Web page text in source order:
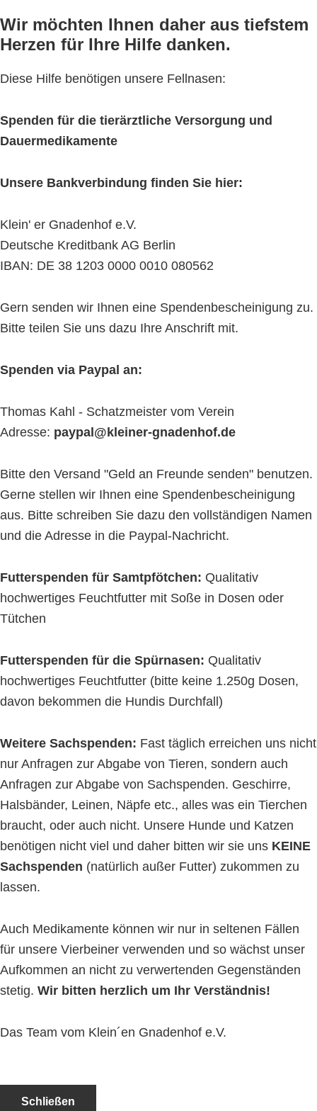
Wir möchten Ihnen daher aus tiefstem
Herzen für Ihre Hilfe danken.
Diese Hilfe benötigen unsere Fellnasen:
Spenden für die tierärztliche Versorgung und
Dauermedikamente
Unsere Bankverbindung finden Sie hier:
Klein' er Gnadenhof e.V.
Deutsche Kreditbank AG Berlin
IBAN: DE 38 1203 0000 0010 080562
Gern senden wir Ihnen eine Spendenbescheinigung zu.
Bitte teilen Sie uns dazu Ihre Anschrift mit.
Spenden via Paypal an:
Thomas Kahl - Schatzmeister vom Verein
Adresse: paypal@kleiner-gnadenhof.de
Bitte den Versand "Geld an Freunde senden" benutzen.
Gerne stellen wir Ihnen eine Spendenbescheinigung
aus. Bitte schreiben Sie dazu den vollständigen Namen
und die Adresse in die Paypal-Nachricht.
Futterspenden für Samtpfötchen: Qualitativ
hochwertiges Feuchtfutter mit Soße in Dosen oder
Tütchen
Futterspenden für die Spürnasen: Qualitativ
hochwertiges Feuchtfutter (bitte keine 1.250g Dosen,
davon bekommen die Hundis Durchfall)
Weitere Sachspenden: Fast täglich erreichen uns nicht
nur Anfragen zur Abgabe von Tieren, sondern auch
Anfragen zur Abgabe von Sachspenden. Geschirre,
Halsbänder, Leinen, Näpfe etc., alles was ein Tierchen
braucht, oder auch nicht. Unsere Hunde und Katzen
benötigen nicht viel und daher bitten wir sie uns KEINE
Sachspenden (natürlich außer Futter) zukommen zu
lassen.
Auch Medikamente können wir nur in seltenen Fällen
für unsere Vierbeiner verwenden und so wächst unser
Aufkommen an nicht zu verwertenden Gegenständen
stetig. Wir bitten herzlich um Ihr Verständnis!
Das Team vom Klein´en Gnadenhof e.V.
Schließen